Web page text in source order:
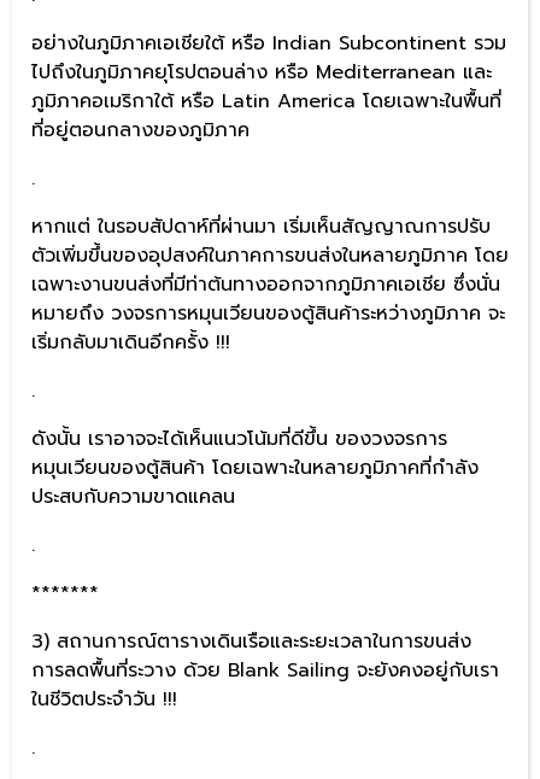
อย่างในภูมิภาคเอเชียใต้ หรือ Indian Subcontinent รวม
ไปถึงในภูมิภาคยุโรปตอนล่าง หรือ Mediterranean และ
ภูมิภาคอเมริกาใต้ หรือ Latin America โดยเฉพาะในพื้นที่
ที่อยู่ตอนกลางของภูมิภาค
.
หากแต่ ในรอบสัปดาห์ที่ผ่านมา เริ่มเห็นสัญญาณการปรับ
ตัวเพิ่มขึ้นของอุปสงค์ในภาคการขนส่งในหลายภูมิภาค โดย
เฉพาะงานขนส่งที่มีท่าต้นทางออกจากภูมิภาคเอเชีย ซึ่งนั่น
หมายถึง วงจรการหมุนเวียนของตู้สินค้าระหว่างภูมิภาค จะ
เริ่มกลับมาเดินอีกครั้ง !!!
.
ดังนั้น เราอาจจะได้เห็นแนวโน้มที่ดีขึ้น ของวงจรการ
หมุนเวียนของตู้สินค้า โดยเฉพาะในหลายภูมิภาคที่กำลัง
ประสบกับความขาดแคลน
.
*******
3) สถานการณ์ตารางเดินเรือและระยะเวลาในการขนส่ง
การลดพื้นที่ระวาง ด้วย Blank Sailing จะยังคงอยู่กับเรา
ในชีวิตประจำวัน !!!
.